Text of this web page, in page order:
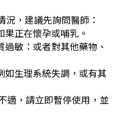
況，建議先詢問醫師：
正在懷孕或哺乳。
敏：或者對其他藥物、
如生理系統失調，或有其
適，請立即暫停使用，並